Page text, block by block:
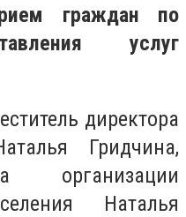
граждан по
услуг
директора
Гридчина,
организации
Наталья